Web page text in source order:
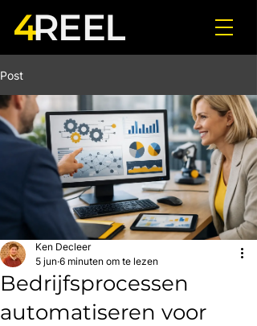
Post
Bedrijfsprocessen
automatiseren voor
Ken Decleer
5 jun 6 minuten om te lezen